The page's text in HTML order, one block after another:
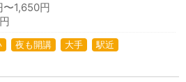
1,650円
夜も開講 大手
駅近